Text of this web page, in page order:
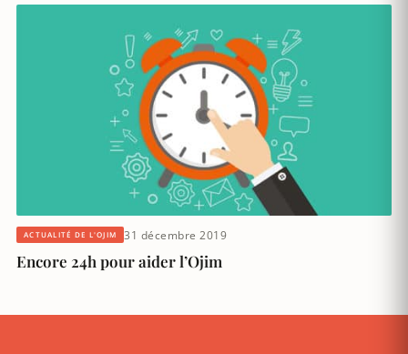
ACTUALITÉ DE L'OJIM 31 décembre 2019
Encore 24h pour aider l’Ojim